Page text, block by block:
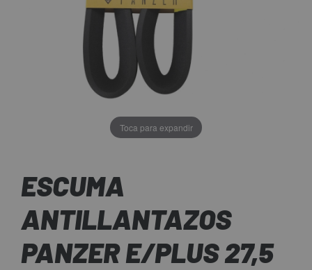
Toca para expandir
ESCUMA
ANTILLANTAZOS
PANZER E/PLUS 27,5